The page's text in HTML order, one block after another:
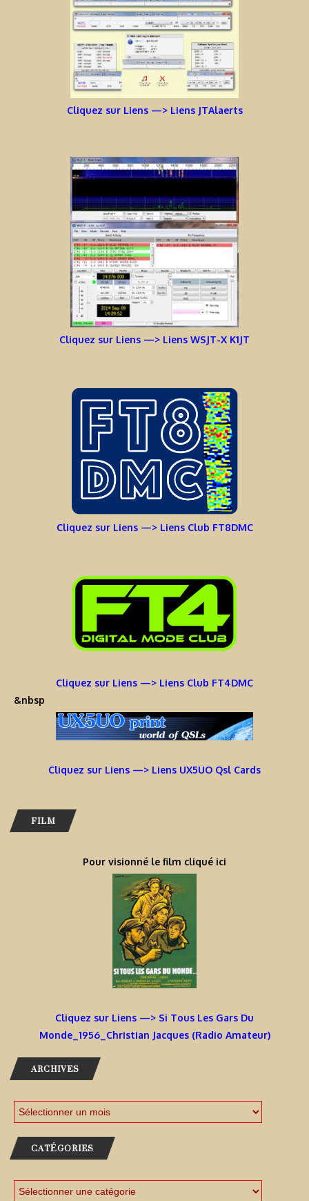
Cliquez sur Liens —> Liens JTAlaerts
Cliquez sur Liens —> Liens WSJT-X K1JT
Cliquez sur Liens —> Liens Club FT8DMC
Cliquez sur Liens —> Liens Club FT4DMC
&nbsp
Cliquez sur Liens —> Liens UX5UO Qsl Cards
FILM
Pour visionné le film cliqué ici
Cliquez sur Liens —> Si Tous Les Gars Du
Monde_1956_Christian Jacques (Radio Amateur)
ARCHIVES
CATÉGORIES